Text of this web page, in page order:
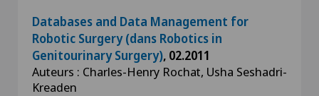
Databases and Data Management for
Robotic Surgery (dans Robotics in
Genitourinary Surgery), 02.2011
Auteurs : Charles-Henry Rochat, Usha Seshadri-
Kreaden